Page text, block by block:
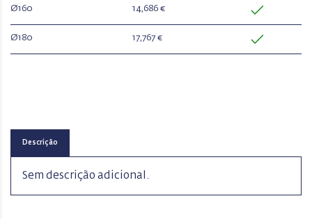
Ø160 14,686 €
Ø180 17,767 €
Descrição
Sem descrição adicional.